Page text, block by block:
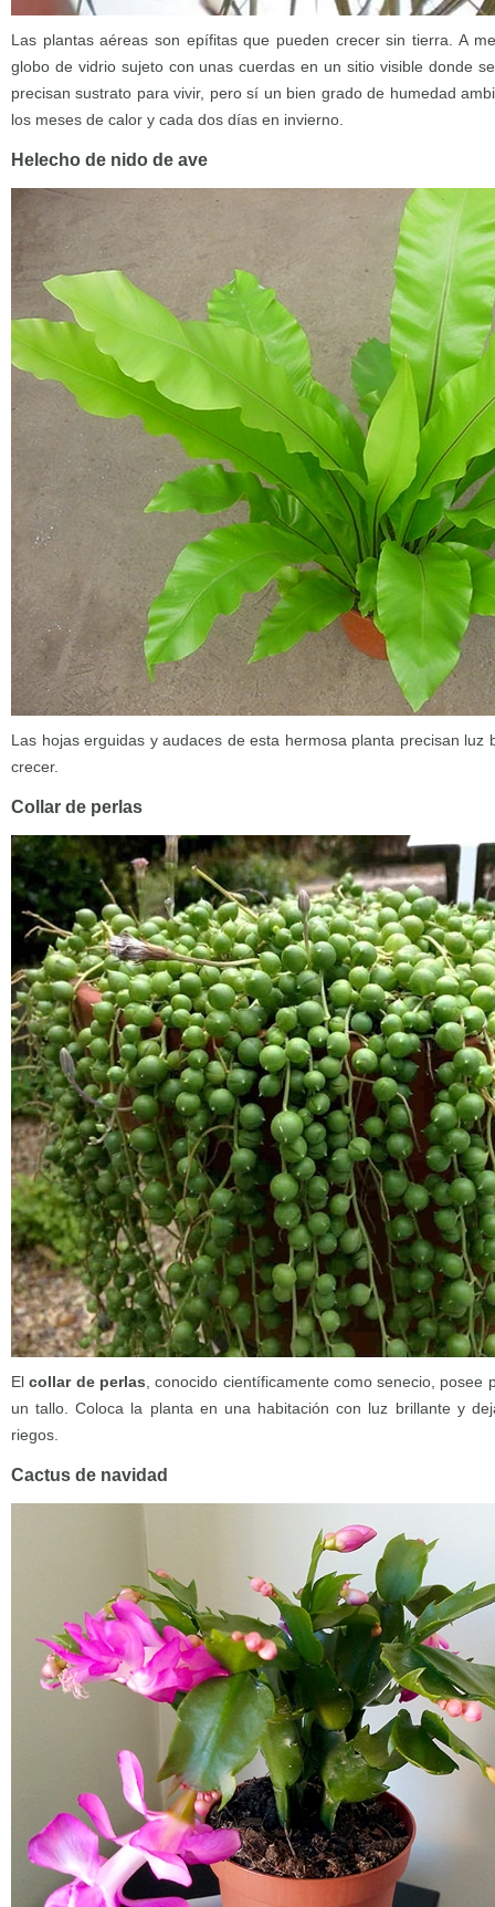
Las plantas aéreas son epífitas que pueden crecer sin tierra. A
globo de vidrio sujeto con unas cuerdas en un sitio visible donde
precisan sustrato para vivir, pero sí un bien grado de humedad
los meses de calor y cada dos días en invierno.
Helecho de nido de ave
Las hojas erguidas y audaces de esta hermosa planta precisan luz
crecer.
Collar de perlas
Elcollar de perlas , conocido científicamente como senecio,
un tallo. Coloca la planta en una habitación con luz brillante y
riegos.
Cactus de navidad